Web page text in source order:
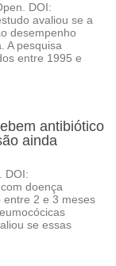
DOI:
avaliou se a
desempenho
A pesquisa
entre 1995 e
antibiótico
ainda
DOI:
doença
entre 2 e 3 meses
se essas